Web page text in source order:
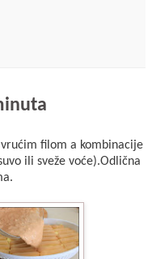
filom a kombinacije
ili sveže voće).Odlična